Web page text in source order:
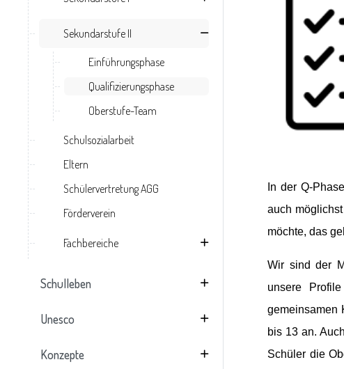
Sekundarstufe II
Einführungsphase
Qualifizierungsphase
Oberstufe-Team
Schulsozialarbeit
Eltern
Schülervertretung AGG
Förderverein
Fachbereiche
Schulleben
Unesco
Konzepte
In der Q-
auch
möchte, das
Wir sind der
unsere
gemeinsamen
bis 13 an.
Schüler die